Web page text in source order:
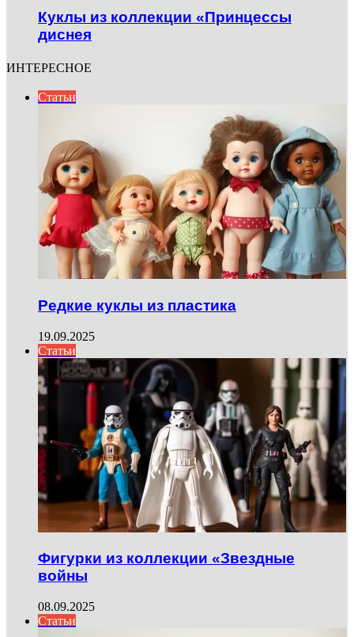
Куклы из коллекции «Принцессы
диснея
ИНТЕРЕСНОЕ
Статьи
Редкие куклы из пластика
19.09.2025
Статьи
Фигурки из коллекции «Звездные
войны
08.09.2025
Статьи